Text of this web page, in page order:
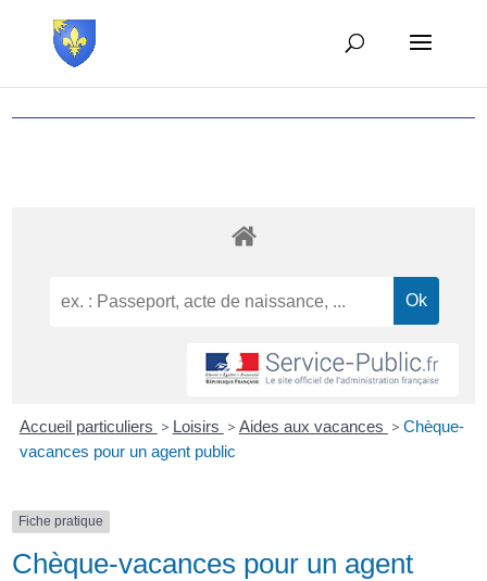
Accueil particuliers > Loisirs > Aides aux vacances > Chèque-
vacances pour un agent public
Fiche pratique
Chèque-vacances pour un agent